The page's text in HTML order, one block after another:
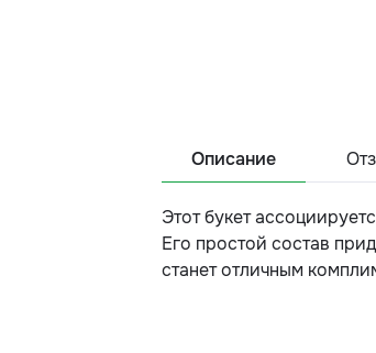
Описание
Этот букет
Его простой состав
станет отличным